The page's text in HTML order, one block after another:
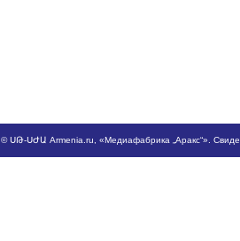
©ՍԹ-ՍԺԱ Armenia.ru , «Медиафабрика „Аракс“».